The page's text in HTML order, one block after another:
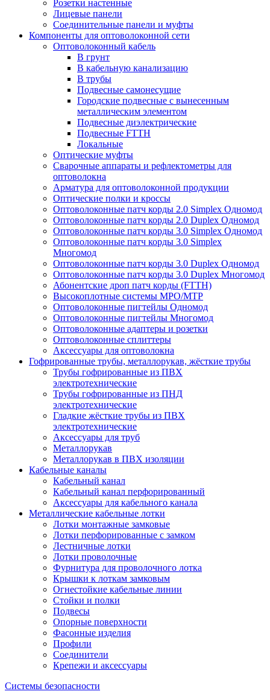
Розетки настенные
Лицевые панели
Соединительные панели и муфты
Компоненты для оптоволоконной сети
Оптоволоконный кабель
В грунт
В кабельную канализацию
В трубы
Подвесные самонесущие
Городские подвесные с вынесенным
металлическим элементом
Подвесные диэлектрические
Подвесные FTTH
Локальные
Оптические муфты
Сварочные аппараты и рефлектометры для
оптоволокна
Арматура для оптоволоконной продукции
Оптические полки и кроссы
Оптоволоконные патч корды 2.0 Simplex Одномод
Оптоволоконные патч корды 2.0 Duplex Одномод
Оптоволоконные патч корды 3.0 Simplex Одномод
Оптоволоконные патч корды 3.0 Simplex
Многомод
Оптоволоконные патч корды 3.0 Duplex Одномод
Оптоволоконные патч корды 3.0 Duplex Многомод
Абонентские дроп патч корды (FTTH)
Высокоплотные системы MPO/MTP
Оптоволоконные пигтейлы Одномод
Оптоволоконные пигтейлы Многомод
Оптоволоконные адаптеры и розетки
Оптоволоконные сплиттеры
Аксессуары для оптоволокна
Гофрированные трубы, металлорукав, жёсткие трубы
Трубы гофрированные из ПВХ
электротехнические
Трубы гофрированные из ПНД
электротехнические
Гладкие жёсткие трубы из ПВХ
электротехнические
Аксессуары для труб
Металлорукав
Металлорукав в ПВХ изоляции
Кабельные каналы
Кабельный канал
Кабельный канал перфорированный
Аксессуары для кабельного канала
Металлические кабельные лотки
Лотки монтажные замковые
Лотки перфорированные с замком
Лестничные лотки
Лотки проволочные
Фурнитура для проволочного лотка
Крышки к лоткам замковым
Огнестойкие кабельные линии
Стойки и полки
Подвесы
Опорные поверхности
Фасонные изделия
Профили
Соединители
Крепежи и аксессуары
Системы безопасности